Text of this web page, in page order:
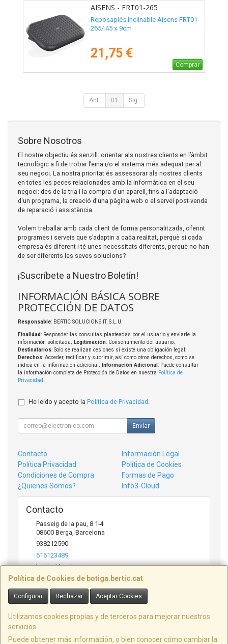
AISENS - FRT01-265
Reposapiés Inclinable Aisens FRT01-
265/ 45 x 9cm
21,75 €
Comprar
Ant. 01 Sig.
Política de Cookies de botiga.bertic.cat
Configurar Rechazar Aceptar Cookies
Utilizamos cookies propias y de terceros para mejorar nuestros
servicios.
Puede obtener más información, o bien conocer cómo cambiar la
Sobre Nosotros
El nostre objectiu és senzill: orientar als nostres clients en l’àmbit
tecnològic a fi de trobar l’eina i/o el sistema més adequat per al
seu negoci. La nostra prioritat és assessorar als nostres clients
en totes les peces relacionades amb la informàtica en el seu
negoci: des de la tria i la compra d'un aparell, fins a l'adaptació
d'un programa, la creació d'una pàgina web o el servei post-venda
de reparació i assistència.
Volem treballar amb cada client de forma personalitzada, oferint
programes i serveis que s’adaptin a cada realitat, perquè si cada
empresa és diferent i té unes necessitats diferents, perquè no han
de ser diferents les seves solucions?
¡Suscríbete a Nuestro Boletín!
INFORMACIÓN BÁSICA SOBRE
PROTECCIÓN DE DATOS
Responsable: BERTIC SOLUCIONS IT, S.L.U.
Finalidad: Responder las consultas planteadas por el usuario y enviarle la
información solicitada; Legitimación: Consentimiento del usuario;
Destinatarios: Solo se realizan cesiones si existe una obligación legal;
Derechos: Acceder, rectificar y suprimir, así como otros derechos, como se
indica en la información adicional;
Información Adicional : Puede consultar
la información completa de Protección de Datos en nuestra Política de
Privacidad.
He leído y acepto la Política de Privacidad .
Enviar
Contacto
Información Legal
Política Privacidad
Política de Cookies
Condiciones de Compra
Formas de Pago
¿Quienes Somos?
Info3-Cloud
Contacto
Passeig de la pau, 8 1-4
08600 Berga, Barcelona
938212590
616123489
bertic@bertic.cat
Horario
Lunes a Viernes (9h-14h | 15h-18h)